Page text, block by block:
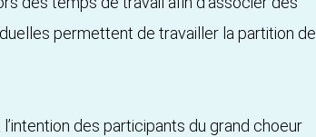
permettent de travailler la partition de
des participants du grand choeur